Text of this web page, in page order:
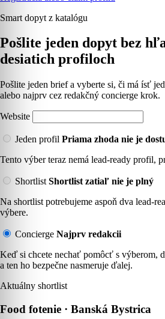
Smart dopyt z katalógu
Pošlite jeden dopyt bez
desiatich profiloch
Pošlite jeden brief a vyberte si, či má ísť
alebo najprv cez redakčný concierge krok.
Website
Jeden profil Priama zhoda nie je
Tento výber teraz nemá lead-ready profil,
Shortlist Shortlist zatiaľ nie je plný
Na shortlist potrebujeme aspoň dva lead-
výbere.
Concierge Najprv redakcii
Keď si chcete nechať pomôcť s výberom,
a ten ho bezpečne nasmeruje ďalej.
Aktuálny shortlist
Food fotenie · Banská Bystrica